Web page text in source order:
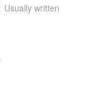
Usually written